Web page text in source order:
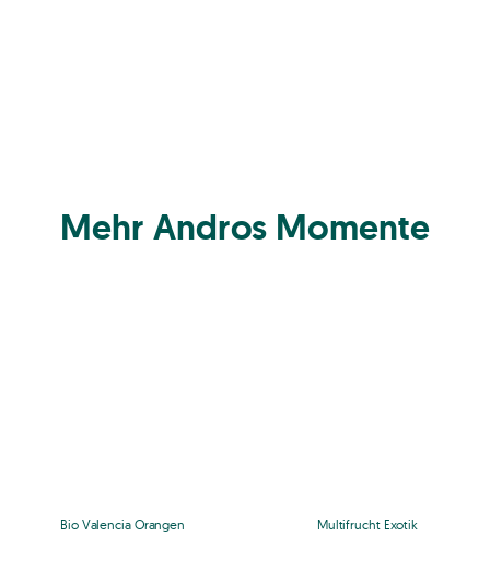
Mehr Andros Momente
Bio Valencia Orangen Multifrucht Exotik